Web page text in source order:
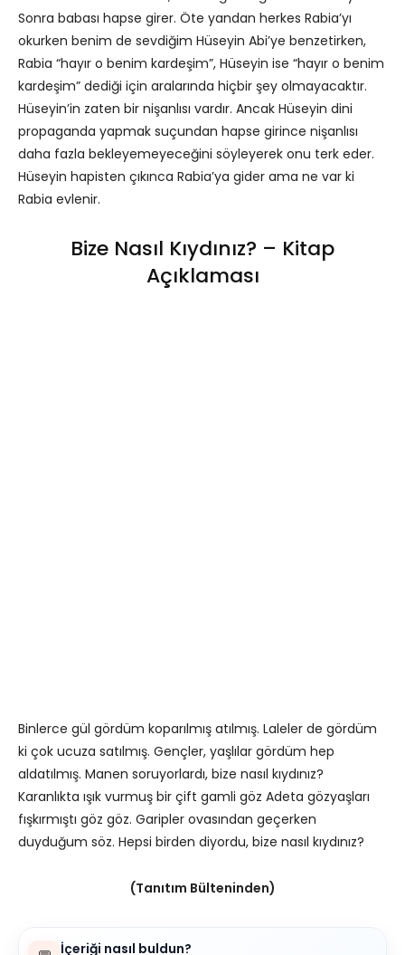
Sonra babası hapse girer. Öte yandan herkes Rabia’yı
okurken benim de sevdiğim Hüseyin Abi’ye benzetirken,
Rabia “hayır o benim kardeşim”, Hüseyin ise “hayır o benim
kardeşim” dediği için aralarında hiçbir şey olmayacaktır.
Hüseyin’in zaten bir nişanlısı vardır. Ancak Hüseyin dini
propaganda yapmak suçundan hapse girince nişanlısı
daha fazla bekleyemeyeceğini söyleyerek onu terk eder.
Hüseyin hapisten çıkınca Rabia’ya gider ama ne var ki
Rabia evlenir.
Bize Nasıl Kıydınız? – Kitap
Açıklaması
Binlerce gül gördüm koparılmış atılmış. Laleler de gördüm
ki çok ucuza satılmış. Gençler, yaşlılar gördüm hep
aldatılmış. Manen soruyorlardı, bize nasıl kıydınız?
Karanlıkta ışık vurmuş bir çift gamli göz Adeta gözyaşları
fışkırmıştı göz göz. Garipler ovasından geçerken
duyduğum söz. Hepsi birden diyordu, bize nasıl kıydınız?
(Tanıtım Bülteninden)
İçeriği nasıl buldun?